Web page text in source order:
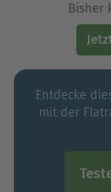
Bisher
Entdecke
mit der